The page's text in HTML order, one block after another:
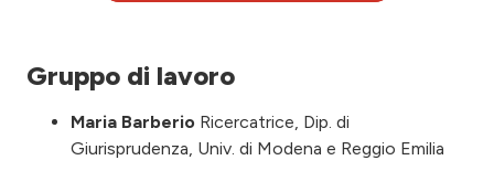
Gruppo di lavoro
Maria Barberio Ricercatrice, Dip. di
Giurisprudenza, Univ. di Modena e Reggio Emilia